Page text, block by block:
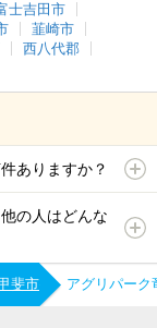
士吉田市
韮崎市
西八代郡
ありますか？
の人はどんな
斐市 アグリパーク